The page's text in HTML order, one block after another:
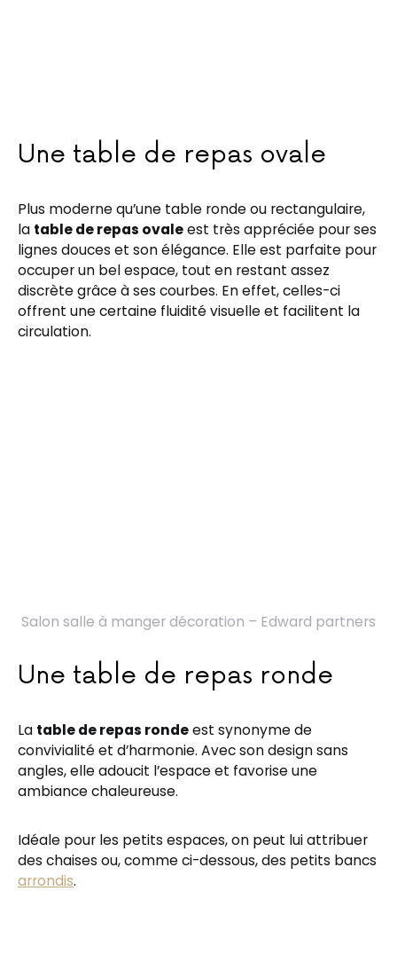
Une table de repas ovale
Plus moderne qu’une table ronde ou rectangulaire,
la table de repas ovaleest très appréciée pour ses
lignes douces et son élégance. Elle est parfaite pour
occuper un bel espace, tout en restant assez
discrète grâce à ses courbes. En effet, celles-ci
offrent une certaine fluidité visuelle et facilitent la
circulation.
Salon salle à manger décoration – Edward partners
Une table de repas ronde
La table de repas rondeest synonyme de
convivialité et d’harmonie. Avec son design sans
angles, elle adoucit l’espace et favorise une
ambiance chaleureuse.
Idéale pour les petits espaces, on peut lui attribuer
des chaises ou, comme ci-dessous, des petits bancs
arrondis.